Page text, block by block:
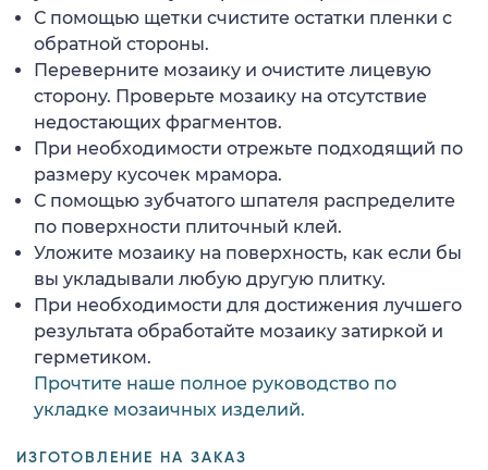
С помощью щетки счистите остатки пленки с
обратной стороны.
Переверните мозаику и очистите лицевую
сторону. Проверьте мозаику на отсутствие
недостающих фрагментов.
При необходимости отрежьте подходящий по
размеру кусочек мрамора.
С помощью зубчатого шпателя распределите
по поверхности плиточный клей.
Уложите мозаику на поверхность, как если бы
вы укладывали любую другую плитку.
При необходимости для достижения лучшего
результата обработайте мозаику затиркой и
герметиком.
Прочтите наше полное руководство по
укладке мозаичных изделий.
ИЗГОТОВЛЕНИЕ НА ЗАКАЗ